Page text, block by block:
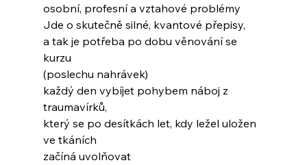
osobní, profesní a vztahové problémy
Jde o skutečně silné, kvantové přepisy,
a tak je potřeba po dobu věnování se
kurzu
(poslechu nahrávek)
každý den vybíjet pohybem náboj z
traumavírků,
který se po desítkách let, kdy ležel uložen
ve tkáních
začíná uvolňovat